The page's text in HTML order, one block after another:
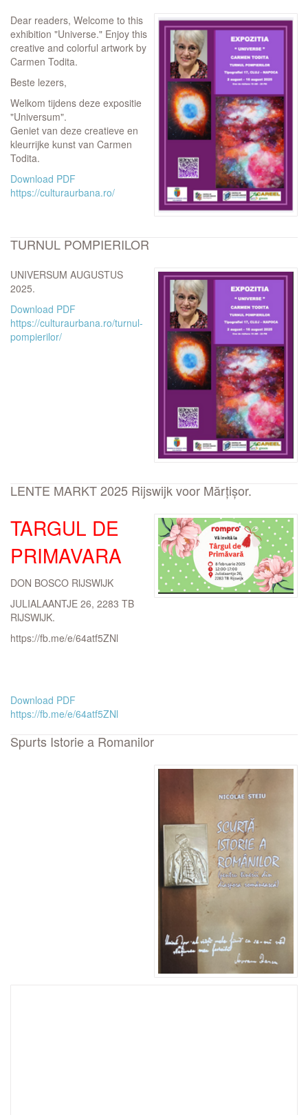
Dear readers, Welcome to this
exhibition "Universe." Enjoy this
creative and colorful artwork by
Carmen Todita.
Beste lezers,
Welkom tijdens deze expositie
"Universum".
Geniet van deze creatieve en
kleurrijke kunst van Carmen
Todita.
Download PDF
https://culturaurbana.ro/
TURNUL POMPIERILOR
UNIVERSUM AUGUSTUS
2025.
Download PDF
https://culturaurbana.ro/turnul-
pompierilor/
LENTE MARKT 2025 Rijswijk voor Mărțișor.
TARGUL DE
PRIMAVARA
DON BOSCO RIJSWIJK
JULIALAANTJE 26, 2283 TB
RIJSWIJK.
https://fb.me/e/64atf5ZNl
Download PDF
https://fb.me/e/64atf5ZNl
Spurts Istorie a Romanilor